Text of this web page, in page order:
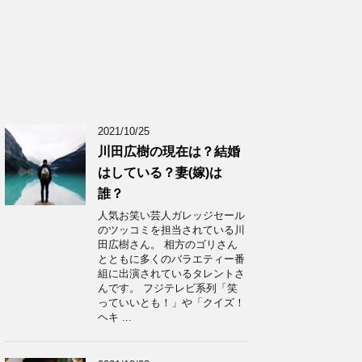
2021/10/25
川田広樹の現在は？結婚
はしている？妻(嫁)は
誰？
人気お笑い芸人ガレッジセール
のツッコミを担当されている川
田広樹さん。 相方のゴリさん
とともに多くのバラエティー番
組に出演されているタレントさ
んです。 フジテレビ系列「笑
っていいとも！」や「クイズ！
ヘキ ...